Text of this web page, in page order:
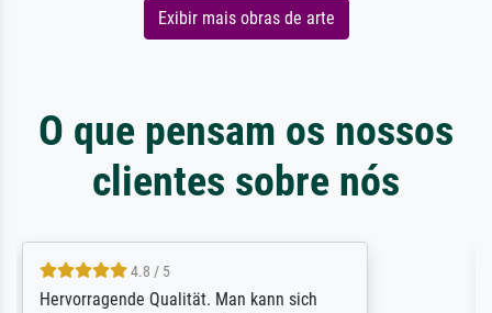
Exibir mais obras de arte
O que pensam os nossos
clientes sobre nós
So, I ordered a large print of The